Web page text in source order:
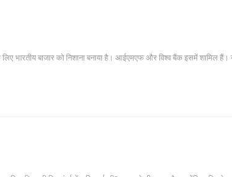
भारतीय बाजार को निशाना बनाया है। आईएमएफ और विश्व बैंक इसमें शामिल हैं।